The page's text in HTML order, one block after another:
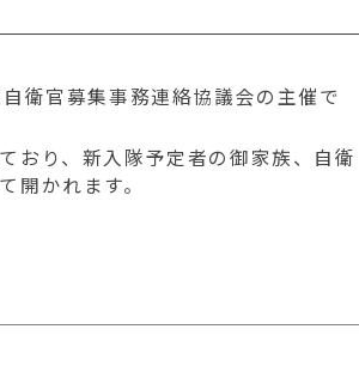
衛官募集事務連絡協議会の主催で
おり、新入隊予定者の御家族、自衛
かれます。